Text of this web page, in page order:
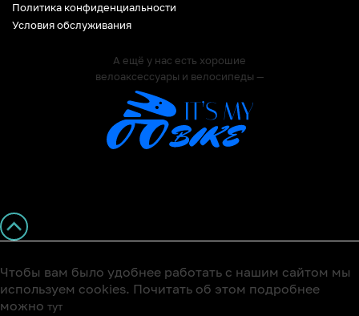
Политика конфиденциальности
Условия обслуживания
А ещё у нас есть хорошие
велоаксессуары и велосипеды —
Чтобы вам было удобнее работать с нашим сайтом мы
используем cookies. Почитать об этом подробнее
можно тут